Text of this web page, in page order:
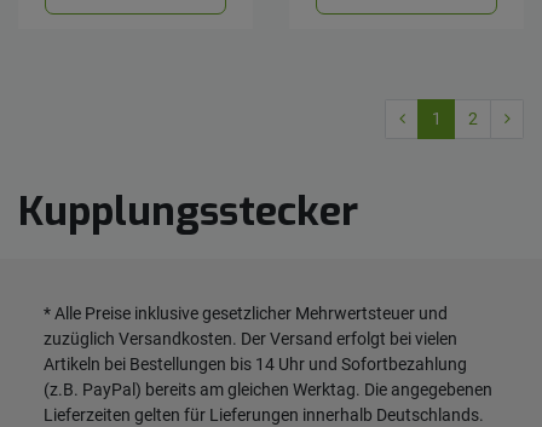
1 2
Kupplungsstecker
* Alle Preise inklusive gesetzlicher Mehrwertsteuer und
zuzüglich Versandkosten. Der Versand erfolgt bei vielen
Artikeln bei Bestellungen bis 14 Uhr und Sofortbezahlung
(z.B. PayPal) bereits am gleichen Werktag. Die angegebenen
Lieferzeiten gelten für Lieferungen innerhalb Deutschlands.